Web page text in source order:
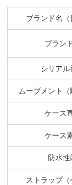
ブランド名（
ブラン
シリアル
ムーブメント（
ケース
ケース
防水性
ストラップ（